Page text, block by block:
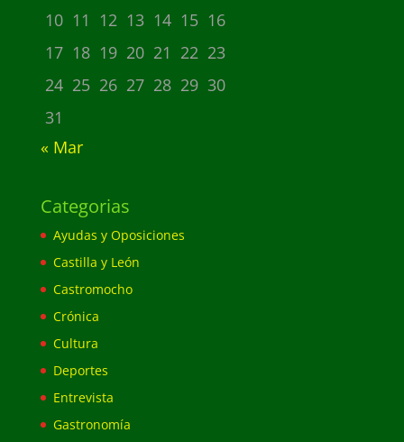
10 11 12 13 14 15 16
17 18 19 20 21 22 23
24 25 26 27 28 29 30
31
« Mar
Categorias
Ayudas y Oposiciones
Castilla y León
Castromocho
Crónica
Cultura
Deportes
Entrevista
Gastronomía